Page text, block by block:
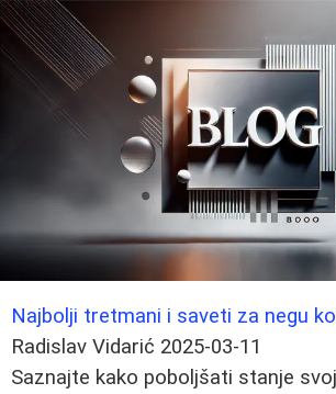
Najbolji tretmani i saveti za negu
Radislav Vidarić 2025-03-11
Saznajte kako poboljšati stanje